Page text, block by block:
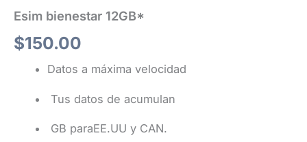
Esim bienestar 12GB*
$150.00
Datos a máxima velocidad
Tus datos de acumulan
GB paraEE.UU y CAN.